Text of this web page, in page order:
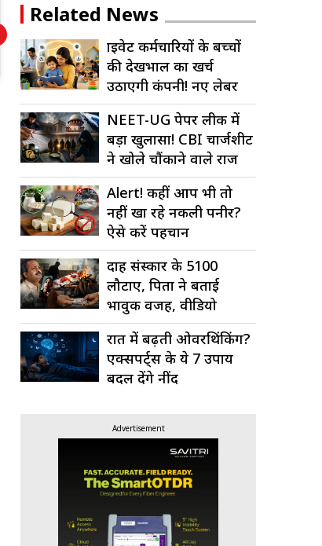
चंदौली के बृजेश राय
कैसे पहुंचे गृह मंत्रालय
तक
Related News
प्राइवेट कर्मचारियों के बच्चों
की देखभाल का खर्च
उठाएगी कंपनी! नए लेबर
कोड में बड़ा...
NEET-UG पेपर लीक में
बड़ा खुलासा! CBI चार्जशीट
ने खोले चौंकाने वाले राज
Alert! कहीं आप भी तो
नहीं खा रहे नकली पनीर?
ऐसे करें पहचान
दाह संस्कार के ₹5100
लौटाए, पिता ने बताई
भावुक वजह, वीडियो
वायरल
रात में बढ़ती ओवरथिंकिंग?
एक्सपर्ट्स के ये 7 उपाय
बदल देंगे नींद
Advertisement